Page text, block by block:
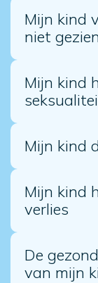
Mijn kind
niet gezien
Mijn kind
Mijn kind
Mijn kind
verlies
De
van mijn